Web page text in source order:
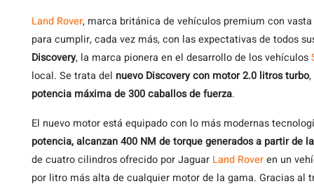
Land Rover, marca británica de vehículos premium con
para cumplir, cada vez más, con las expectativas de todos
Discovery, la marca pionera en el desarrollo de los vehículos
local. Se trata del nuevo Discovery con motor 2.0 litros turbo
potencia máxima de 300 caballos de fuerza.
El nuevo motor está equipado con lo más modernas
potencia, alcanzan 400 NM de torque generados a partir de
de cuatro cilindros ofrecido por Jaguar Land Roveren un
por litro más alta de cualquier motor de la gama. Gracias al